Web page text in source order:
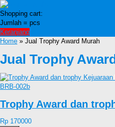
Shopping cart:
Jumlah = pcs
Keranjang
Home » Jual Trophy Award Murah
Jual Trophy
Trophy Award dan
Rp 170000